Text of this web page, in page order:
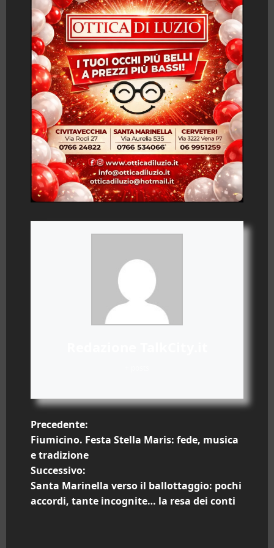
N
a
v
i
Precedente:
Fiumicino. Festa Stella Maris: fede, musica
e tradizione
Successivo:
Santa Marinella verso il ballottaggio: pochi
accordi, tante incognite… la resa dei conti